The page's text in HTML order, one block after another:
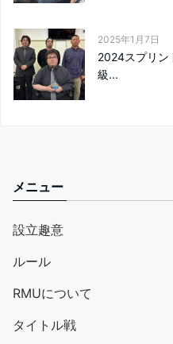
2025年1月7日
2024スプリン
級...
メニュー
設立趣意
ルール
RMUについて
タイトル戦